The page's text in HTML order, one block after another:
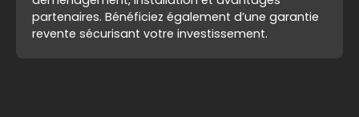
partenaires. Bénéficiez également d’une garantie
revente sécurisant votre investissement.